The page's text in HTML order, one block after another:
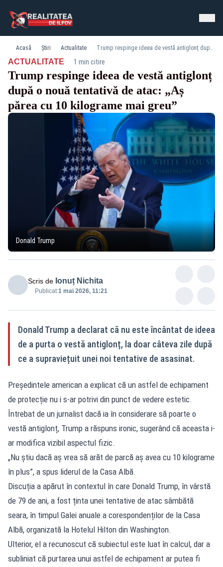
Acasă Știri Actualitate Trump respinge ideea de vestă antiglonț după o nouă tentativă de atac: „Aș părea cu 10 kilograme mai greu”
ACTUALITATE· 1 min citire
Trump respinge ideea de vestă antiglonț
după o nouă tentativă de atac: „Aș
părea cu 10 kilograme mai greu”
Donald Trump
Scris de Ionuț Nichita
Publicat:1 mai 2026, 11:21
Donald Trump a declarat că nu este încântat de ideea
de a purta o vestă antiglonț, la doar câteva zile după
ce a supraviețuit unei noi tentative de asasinat.
Președintele american a explicat că un astfel de echipament
de protecție nu i s-ar potrivi din punct de vedere estetic.
Întrebat de un jurnalist dacă ia în considerare să poarte o
vestă antiglonț, Trump a răspuns ironic, sugerând că aceasta i-
ar modifica vizibil aspectul fizic.
„Nu știu dacă aș vrea să arăt de parcă aș avea cu 10 kilograme
în plus”, a spus liderul de la Casa Albă.
Discuția a apărut în contextul în care Donald Trump, în vârstă
de 79 de ani, a fost ținta unei tentative de atac sâmbătă
seara, în timpul Galei anuale a corespondenților de la Casa
Albă, organizată la Hotelul Hilton din Washington.
Ulterior, el a recunoscut că subiectul este luat în calcul, dar a
subliniat că purtarea unui astfel de echipament ar putea fi